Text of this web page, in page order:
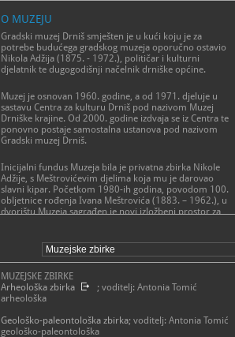
O MUZEJU
Gradski muzej Drniš smješten je u kući koju je za
potrebe budućega gradskog muzeja oporučno ostavio
Nikola Adžija (1875. - 1972.), političar i kulturni
djelatnik te dugogodišnji načelnik drniške općine.
Muzej je osnovan 1960. godine, a od 1971. djeluje u
sastavu Centra za kulturu Drniš pod nazivom Muzej
Drniške krajine. Od 2000. godine izdvaja se iz Centra te
ponovno postaje samostalna ustanova pod nazivom
Gradski muzej Drniš.
Inicijalni fundus Muzeja bila je privatna zbirka Nikole
Adžije, s Meštrovićevim djelima koja mu je darovao
slavni kipar. Početkom 1980-ih godina, povodom 100.
obljetnice rođenja Ivana Meštrovića (1883. – 1962.), u
dvorištu Muzeja sagrađen je novi izložbeni prostor za
je knjižnica potpuno uništena a velik broj
Meštrovićevih djela i druge muzejske građe ukraden.
Obnovljeni Muzej s obogaćenim fundusom i stalnim
postavom otvoren je za javnost 1996. godine.
Najnoviji stalni postav, nakon desetljeća priprema
Muzej je otvorio 16. kolovoza 2023. godine, na blagdan
Znanjem protiv sramote.
MUZEJSKE ZBIRKE
Arheološka zbirka
; voditelj: Antonia Tomić
arheološka
Geološko-paleontološka zbirka; voditelj: Antonia Tomić
geološko-paleontološka